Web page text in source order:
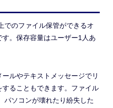
でのファイル保管ができるオ
。保存容量はユーザー1人あ
ルやテキストメッセージでリ
ることもできます。ファイル
パソコンが壊れたり紛失した